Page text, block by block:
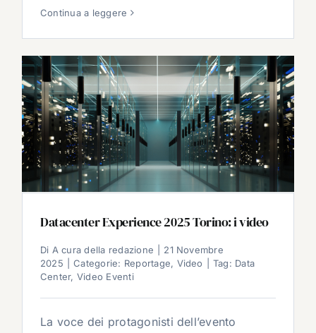
Continua a leggere
Datacenter Experience 2025 Torino: i video
Di A cura della redazione
21 Novembre
2025
Categorie: Reportage, Video Tag: Data
Center, Video Eventi
La voce dei protagonisti dell’evento